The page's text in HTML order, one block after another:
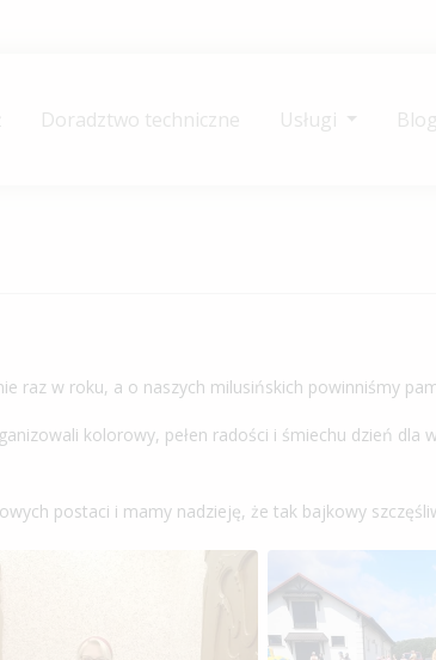
Doradztwo techniczne Usługi Blog
raz w roku, a o naszych milusińskich powinniśmy
kolorowy, pełen radości i śmiechu dzień
postaci i mamy nadzieję, że tak bajkowy